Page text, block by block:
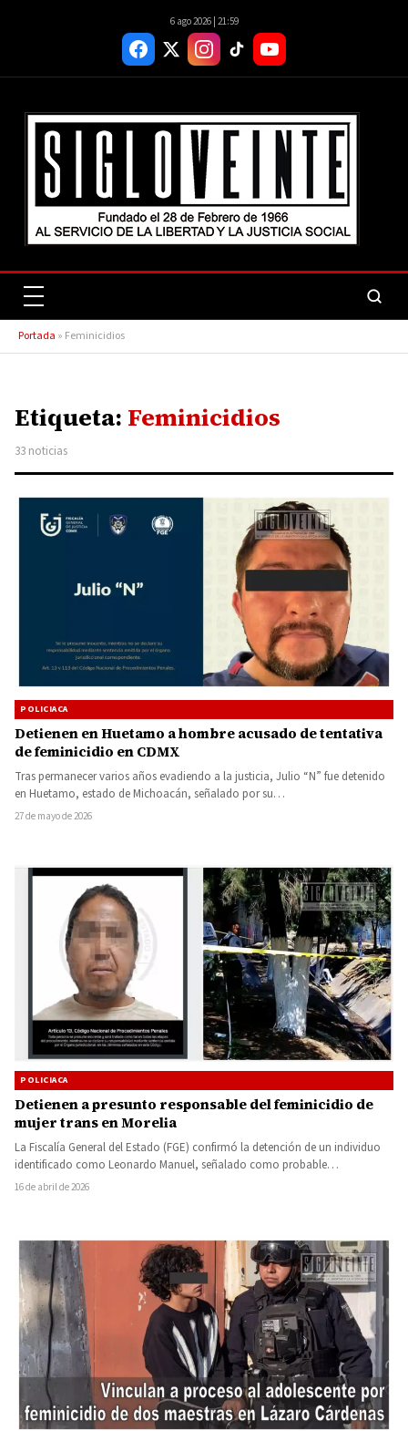
6 ago 2026 | 21:59
Portada » Feminicidios
Etiqueta: Feminicidios
33 noticias
POLICIACA
Detienen en Huetamo a hombre acusado de tentativa
de feminicidio en CDMX
Tras permanecer varios años evadiendo a la justicia, Julio “N” fue detenido
en Huetamo, estado de Michoacán, señalado por su…
27 de mayo de 2026
POLICIACA
Detienen a presunto responsable del feminicidio de
mujer trans en Morelia
La Fiscalía General del Estado (FGE) confirmó la detención de un individuo
identificado como Leonardo Manuel, señalado como probable
responsable…
16 de abril de 2026